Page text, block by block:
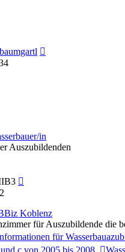
in
Auszubildenden
Koblenz
für Auszubildende die
für
c von 2005 bis 2008,